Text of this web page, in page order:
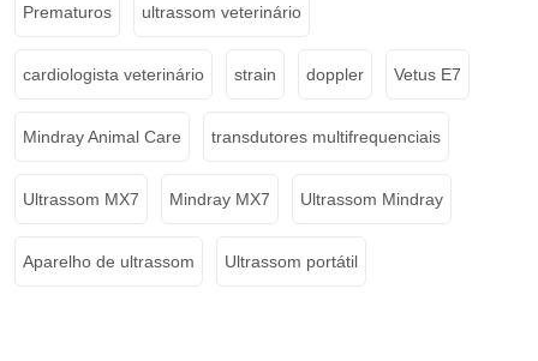
Prematuros ultrassom veterinário
cardiologista veterinário strain doppler Vetus E7
Mindray Animal Care transdutores multifrequenciais
Ultrassom MX7 Mindray MX7 Ultrassom Mindray
Aparelho de ultrassom Ultrassom portátil